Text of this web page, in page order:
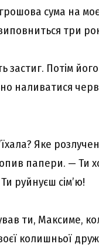
сума на
три
застиг. Потім
наливатися
Яке
папери. — Ти
руйнуєш сім’ю!
ти, Максиме,
колишньої